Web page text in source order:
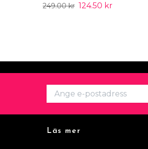
249.00 kr 124.50 kr
Läs mer